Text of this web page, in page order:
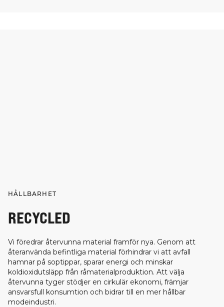
HÅLLBARHET
RECYCLED
Vi föredrar återvunna material framför nya. Genom att
återanvända befintliga material förhindrar vi att avfall
hamnar på soptippar, sparar energi och minskar
koldioxidutsläpp från råmaterialproduktion. Att välja
återvunna tyger stödjer en cirkulär ekonomi, främjar
ansvarsfull konsumtion och bidrar till en mer hållbar
modeindustri.